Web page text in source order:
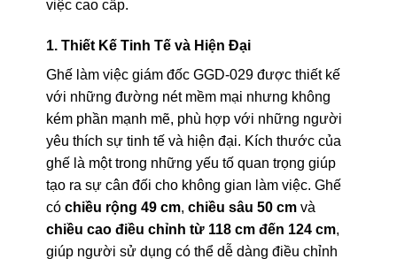
việc cao cấp.
1. Thiết Kế Tinh Tế và Hiện Đại
Ghế làm việc giám đốc GGD-029 được thiết kế
với những đường nét mềm mại nhưng không
kém phần mạnh mẽ, phù hợp với những người
yêu thích sự tinh tế và hiện đại. Kích thước của
ghế là một trong những yếu tố quan trọng giúp
tạo ra sự cân đối cho không gian làm việc. Ghế
có chiều rộng 49 cm, chiều sâu 50 cmvà
chiều cao điều chỉnh từ 118 cm đến 124 cm,
giúp người sử dụng có thể dễ dàng điều chỉnh